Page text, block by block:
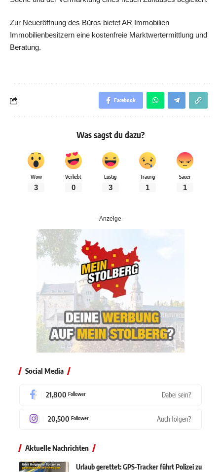
Zur Neueröffnung des Büros bietet AR Immobilien
Immobilienbesitzern eine kostenfreie Marktwertermittlung und
Beratung.
Facebook
Was sagst du dazu?
Wow
3
Verliebt
0
Lustig
3
Traurig
1
Sauer
1
- Anzeige -
Social Media
21,800 Follower Dabei sein?
20,500 Follower Auch folgen?
Aktuelle Nachrichten
Urlaub gerettet: GPS-Tracker führt Polizei zu